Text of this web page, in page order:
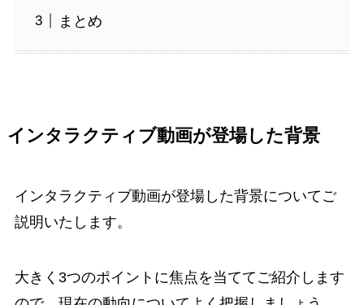
まとめ
インタラクティブ動画が登場した背景
インタラクティブ動画が登場した背景についてご
説明いたします。
大きく3つのポイントに焦点を当ててご紹介します